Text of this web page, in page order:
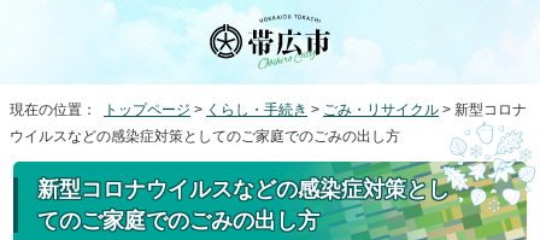
現在の位置： トップページ > くらし・手続き > ごみ・リサイクル > 新型コロナ
ウイルスなどの感染症対策としてのご家庭でのごみの出し方
新型コロナウイルスなどの感染症対策とし
てのご家庭でのごみの出し方